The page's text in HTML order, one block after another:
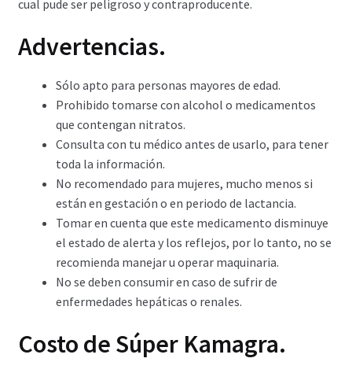
cual pude ser peligroso y contraproducente.
Advertencias.
Sólo apto para personas mayores de edad.
Prohibido tomarse con alcohol o medicamentos
que contengan nitratos.
Consulta con tu médico antes de usarlo, para tener
toda la información.
No recomendado para mujeres, mucho menos si
están en gestación o en periodo de lactancia.
Tomar en cuenta que este medicamento disminuye
el estado de alerta y los reflejos, por lo tanto, no se
recomienda manejar u operar maquinaria.
No se deben consumir en caso de sufrir de
enfermedades hepáticas o renales.
Costo de Súper Kamagra.